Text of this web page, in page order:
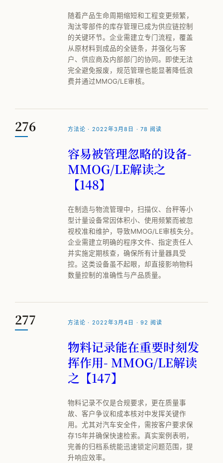
随着产品生命周期缩短和工程变更频繁，
淘汰零部件的库存管理已成为供应链控制
的关键环节。企业需建立专门流程，覆盖
从原材料到成品的全链条，并强化与客
户、供应商及内部部门的协同。即使无法
完全避免报废，规范管理也能显著降低浪
费并通过MMOG/LE审核。
276 方法论 · 2022年3月8日 · 78 阅读
容易被管理忽略的设备-
MMOG/LE解读之
【148】
在制造与物流管理中，扫描仪、台秤等小
型计量设备常因体积小、使用频繁而被忽
视校准和维护，导致MMOG/LE审核失分。
企业需建立明确的程序文件、指定责任人
并实施定期核查，确保所有计量器具受
控。这类设备虽不起眼，却直接影响物料
数量控制的准确性与产品质量。
277 方法论 · 2022年3月4日 · 92 阅读
物料记录能在重要时刻发
挥作用- MMOG/LE解读
之【147】
物料记录不仅是合规要求，更在质量事
故、客户争议和成本核对中发挥关键作
用。尤其对汽车安全件，需按客户要求保
存15年并确保快速检索。真实案例表明，
完善的归档系统能迅速锁定问题范围，提
升响应效率。